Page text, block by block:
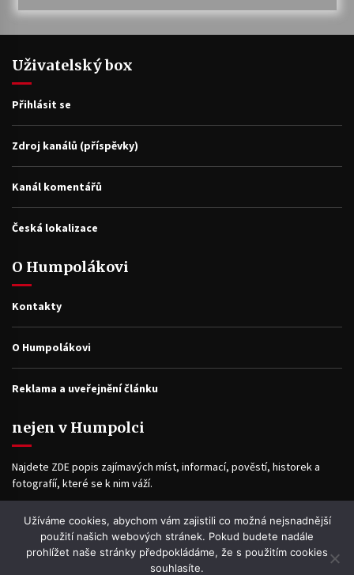
Uživatelský box
Přihlásit se
Zdroj kanálů (příspěvky)
Kanál komentářů
Česká lokalizace
O Humpolákovi
Kontakty
O Humpolákovi
Reklama a uveřejnění článku
nejen v Humpolci
Najdete ZDE popis zajímavých míst, informací, pověstí, historek a
fotografíí, které se k nim váží.
Facebook
Užíváme cookies, abychom vám zajistili co možná nejsnadnější
použití našich webových stránek. Pokud budete nadále
prohlížet naše stránky předpokládáme, že s použitím cookies
souhlasíte.